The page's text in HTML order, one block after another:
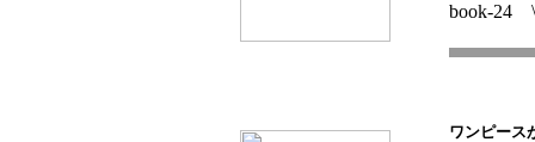
book-24
ワンピー